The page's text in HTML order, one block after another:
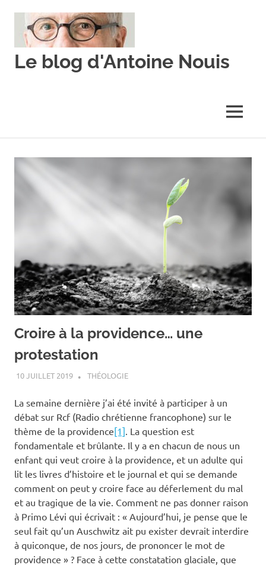
content
Le blog d'Antoine Nouis
MENU
Croire à la providence… une
protestation
10 JUILLET 2019 ANTOINE NOUIS
THÉOLOGIE
La semaine dernière j’ai été invité à participer à un
débat sur Rcf (Radio chrétienne francophone) sur le
thème de la providence[1]. La question est
fondamentale et brûlante. Il y a en chacun de nous un
enfant qui veut croire à la providence, et un adulte qui
lit les livres d’histoire et le journal et qui se demande
comment on peut y croire face au déferlement du mal
et au tragique de la vie. Comment ne pas donner raison
à Primo Lévi qui écrivait : « Aujourd’hui, je pense que le
seul fait qu’un Auschwitz ait pu exister devrait interdire
à quiconque, de nos jours, de prononcer le mot de
providence » ? Face à cette constatation glaciale, que